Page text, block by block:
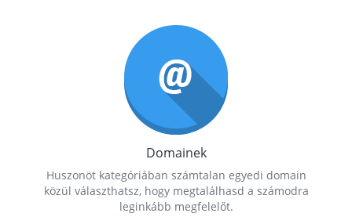
Domainek
Huszonöt kategóriában számtalan egyedi domain
közül választhatsz, hogy megtalálhasd a számodra
leginkább megfelelőt.